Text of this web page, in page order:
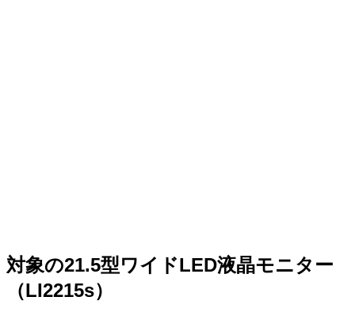
対象の21.5型ワイドLED液晶モニター
（LI2215s）